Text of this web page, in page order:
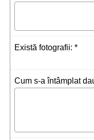
Există fotografii: *
Cum s-a întâmplat